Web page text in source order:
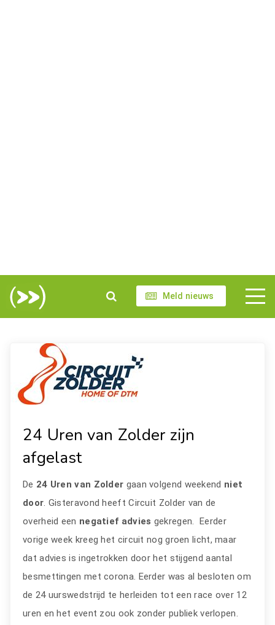
Meld nieuws
24 Uren van Zolder zijn
afgelast
De 24 Uren van Zolder gaan volgend weekend niet
door. Gisteravond heeft Circuit Zolder van de
overheid een negatief advies gekregen. Eerder
vorige week kreeg het circuit nog groen licht, maar
dat advies is ingetrokken door het stijgend aantal
besmettingen met corona. Eerder was al besloten om
de 24 uurswedstrijd te herleiden tot een race over 12
uren en het event zou ook zonder publiek verlopen.